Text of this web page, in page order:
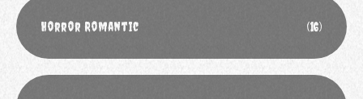
Horror Romantic (16)